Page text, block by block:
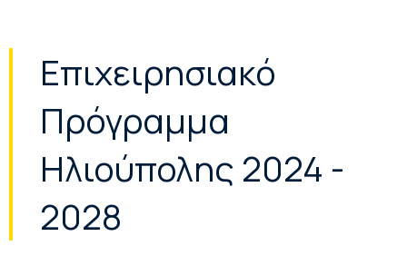
Επιχειρησιακό
Πρόγραμμα
Ηλιούπολης 2024 -
2028